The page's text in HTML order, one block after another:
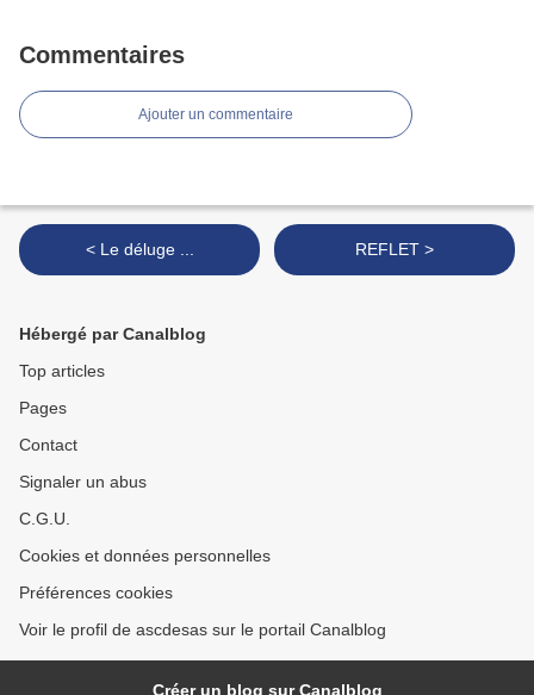
Commentaires
Ajouter un commentaire
< Le déluge ... REFLET >
Hébergé par Canalblog
Top articles
Pages
Contact
Signaler un abus
C.G.U.
Cookies et données personnelles
Préférences cookies
Voir le profil de ascdesas sur le portail Canalblog
Créer un blog sur Canalblog